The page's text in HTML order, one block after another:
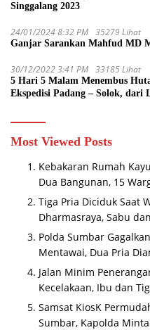
Singgalang 2023
24/01/2024 8:32 PM 35279 Lihat
Ganjar Sarankan Mahfud MD
30/12/2022 3:41 PM 33185 Lihat
5 Hari 5 Malam Menembus
Ekspedisi Padang – Solok,
Most Viewed Posts
Kebakaran Rumah
Dua Bangunan, 15
Tiga Pria Diciduk Saat
Dharmasraya, Sabu
Polda Sumbar
Mentawai, Dua Pria
Jalan Minim
Kecelakaan, Ibu dan
Samsat KiosK
Sumbar, Kapolda